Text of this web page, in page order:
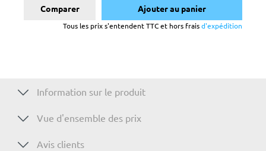
Comparer Ajouter au panier
Tous les prix s'entendent TTC et hors fraisd'expédition
Information sur le produit
Vue d'ensemble des prix
Avis clients